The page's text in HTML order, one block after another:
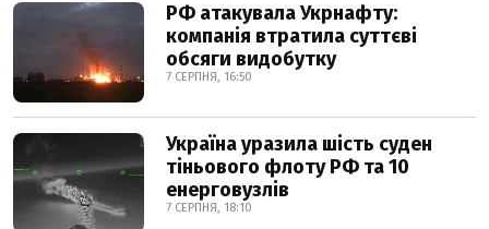
РФ атакувала Укрнафту:
компанія втратила суттєві
обсяги видобутку
7 СЕРПНЯ, 16:50
Україна уразила шість суден
тіньового флоту РФ та 10
енерговузлів
7 СЕРПНЯ, 18:10